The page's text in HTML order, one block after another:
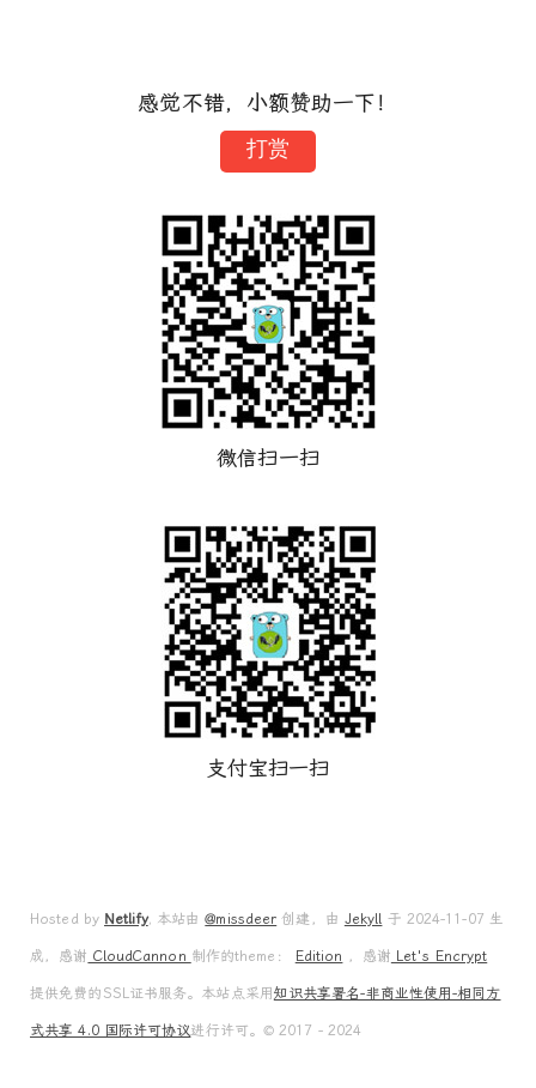
感觉不错，小额赞助一下！
打赏
微信扫一扫
支付宝扫一扫
Hosted by Netlify, 本站由@missdeer 创建，由 Jekyll 于 2024-11-07 生
成，感谢 CloudCannon 制作的theme： Edition ，感谢 Let's Encrypt
提供免费的SSL证书服务。本站点采用 知识共享署名-非商业性使用-相同方
式共享 4.0 国际许可协议进行许可。© 2017 - 2024